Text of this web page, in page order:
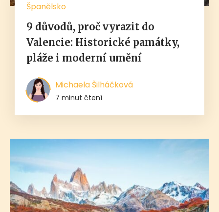
Španělsko
9 důvodů, proč vyrazit do
Valencie: Historické památky,
pláže i moderní umění
Michaela Šilháčková
7 minut čtení